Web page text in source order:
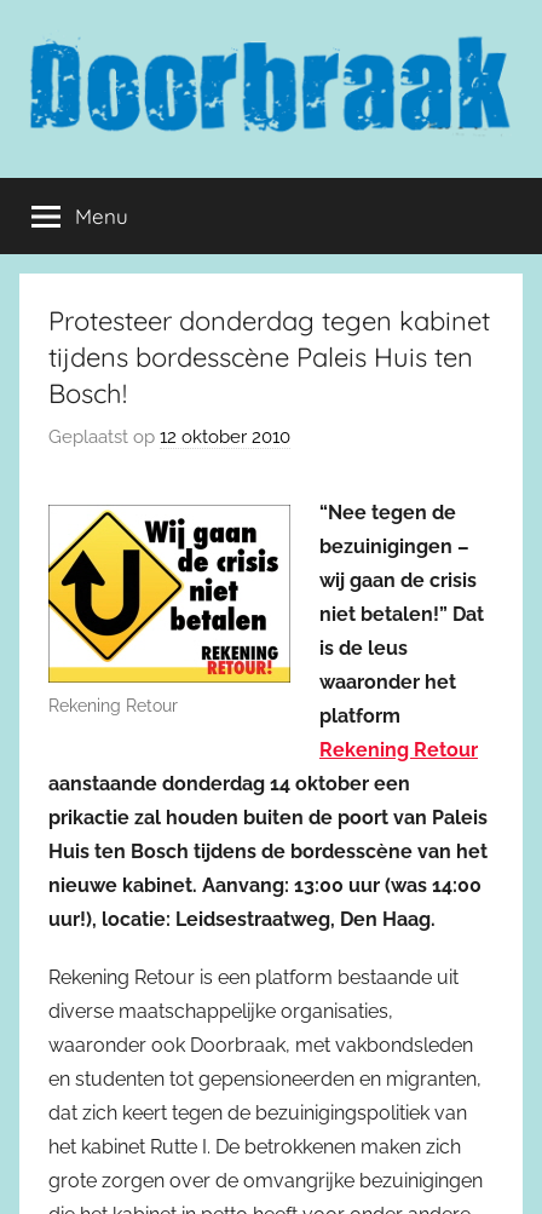
inhoud
springen
Doorbraak.eu
Menu
Protesteer donderdag tegen kabinet
tijdens bordesscène Paleis Huis ten
Bosch!
Geplaatst op 12 oktober 2010
Rekening Retour
“Nee tegen de
bezuinigingen –
wij gaan de crisis
niet betalen!” Dat
is de leus
waaronder het
platform
Rekening Retour
aanstaande donderdag 14 oktober een
prikactie zal houden buiten de poort van Paleis
Huis ten Bosch tijdens de bordesscène van het
nieuwe kabinet. Aanvang: 13:00 uur (was 14:00
uur!), locatie: Leidsestraatweg, Den Haag.
Rekening Retour is een platform bestaande uit
diverse maatschappelijke organisaties,
waaronder ook Doorbraak, met vakbondsleden
en studenten tot gepensioneerden en migranten,
dat zich keert tegen de bezuinigingspolitiek van
het kabinet Rutte I. De betrokkenen maken zich
grote zorgen over de omvangrijke bezuinigingen